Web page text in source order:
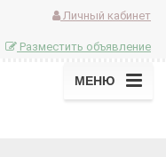
Личный кабинет
Разместить объявление
МЕНЮ